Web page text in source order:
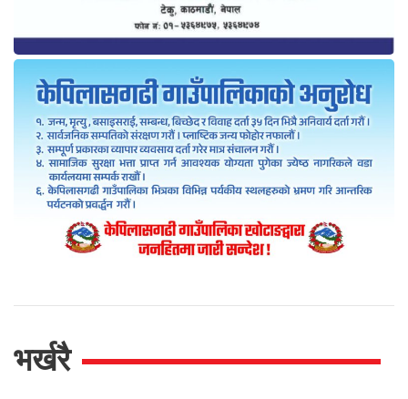
भर्खरै